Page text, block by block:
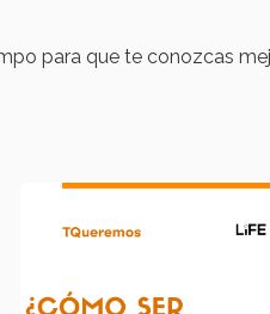
para que te conozcas